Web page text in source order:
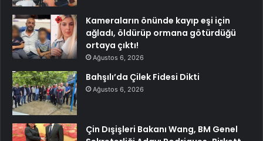
Kameraların önünde kayıp eşi için
ağladı, öldürüp ormana götürdüğü
ortaya çıktı!
Ağustos 6, 2026
Bahşılı’da Çilek Fidesi Dikti
Ağustos 6, 2026
Çin Dışişleri Bakanı Wang, BM Genel